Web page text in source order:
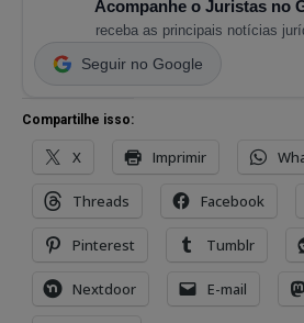
Acompanhe o Juristas no
receba as principais notícias
Seguir no Google
Compartilhe isso:
X Imprimir
Threads Facebook
Pinterest Tumblr
Nextdoor E-mail